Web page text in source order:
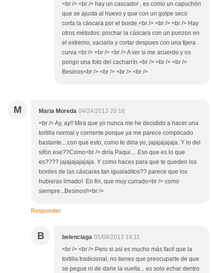
<br /> <br /> hay un cascador , es como un capuchón
que se ajusta al huevo y que con un golpe seco
corta la cáscara por el borde.<br /> <br /> <br /> Hay
otros métodos: pinchar la cáscara con un punzon en
el extremo, vaciarla y cortar despues con una tijera
curva.<br /> <br /> <br /> A ver si me acuerdo y os
pongo una foto del cacharrín.<br /> <br /> <br />
Besinos<br /> <br /> <br /> <br />
M Maria Moreda 04/24/2013 20:16
<br /> Ay, ay!! Mira que yo nunca me he decidido a hacer una
tortilla normal y corriente porque ya me parece complicado
bastante....con que esto, como te diria yo, jajajajajaja. Y lo del
sifón ese??Como<br /> diría Paqui.... Eso que es lo que
es???? jajajajajajaja. Y como haces para que te queden los
bordes de las cáscaras tan igualaditos?? parece que los
hubieras limado! En fin, que muy currado<br /> como
siempre...Besinos!!<br />
Responder
B belenciaga 05/08/2013 18:11
<br /> <br /> Pero si asi es mucho más facil que la
tortilla tradicional, no tienes que preocuparte de que
se pegue ni de darle la vuelta... es solo echar dentro